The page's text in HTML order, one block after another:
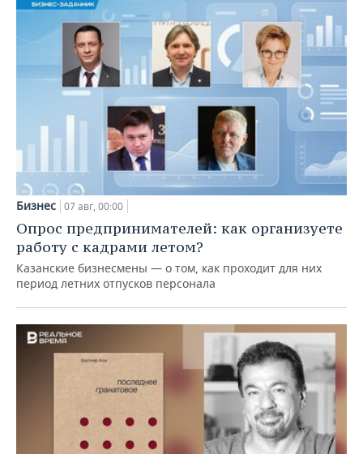
Бизнес 07 авг, 00:00
Опрос предпринимателей: как организуете
работу с кадрами летом?
Казанские бизнесмены — о том, как проходит для них
период летних отпусков персонала